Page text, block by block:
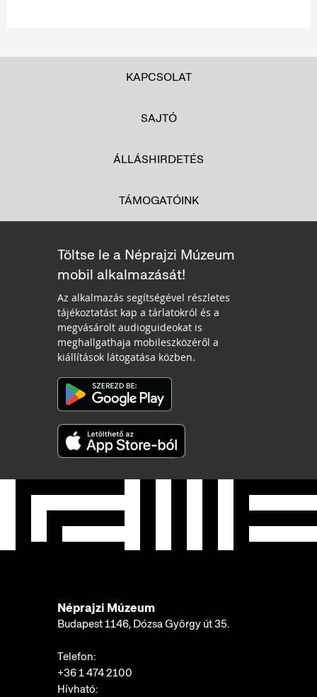
KAPCSOLAT
SAJTÓ
ÁLLÁSHIRDETÉS
TÁMOGATÓINK
Töltse le a Néprajzi Múzeum
mobil alkalmazását!
Az alkalmazás segítségével részletes
tájékoztatást kap a tárlatokról és a
megvásárolt audioguideokat is
meghallgathaja mobileszközéről a
kiállítások látogatása közben.
Néprajzi Múzeum
Budapest 1146, Dózsa György út 35.
Telefon:
+36 1 474 2100
Hívható: